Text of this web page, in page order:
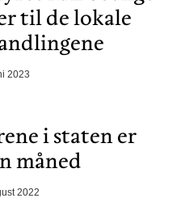
til de lokale
2023
i staten er
måned
2022